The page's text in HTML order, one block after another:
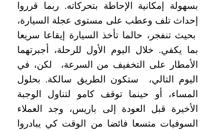
بسهولة إمكانية الإحاطة بتحركاته. ربما قرروا
إحداث تلف وعطب على مستوى عجلة السيارة،
بحيث تنفجر، حالما تأخذ السيارة إيقاعا سريعا
بما يكفي. خلال اليوم الأول للرحلة، أجبرتهما
الأمطار على التخفيف من السرعة، لكن، في
اليوم التالي، ستكون الطريق سالكة. بحلول
المساء، أو حينما توقف كامو لتناول الوجبة
الأخيرة قبل العودة إلى باريس، وجد العملاء
السوفيات متسعا فائضا من الوقت كي يبادروا